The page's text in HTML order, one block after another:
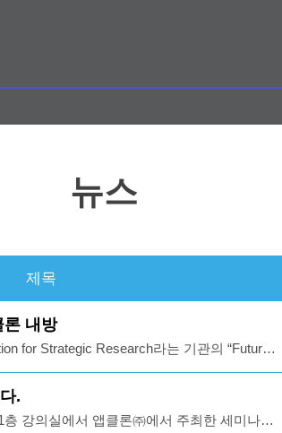
뉴스
제목
론 내방
for Strategic Research라는 기관의 “Future
스웨덴의 정부/학계/연구기관의 리더로서
론㈜를 방문하시어 앱클론 소개 및 각자의
는 과학자들에게 국제활동을 지원함으로써
.
강의실에서 앱클론㈜에서 주최한 세미나가